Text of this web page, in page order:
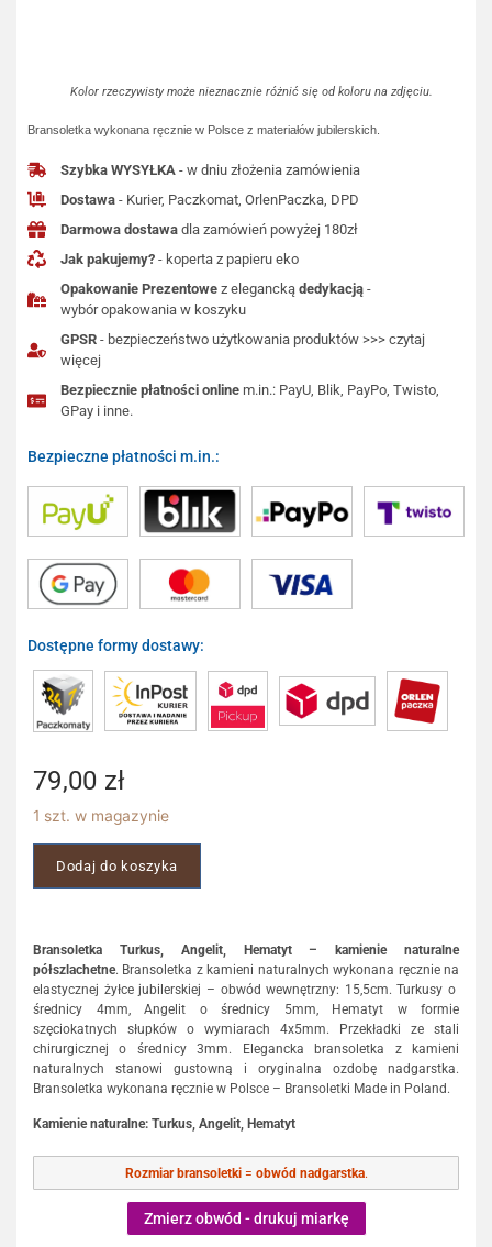
Kolor rzeczywisty może nieznacznie różnić się od koloru na zdjęciu.
Bransoletka wykonana ręcznie w Polsce z materiałów jubilerskich.
Szybka WYSYŁKA - w dniu złożenia zamówienia
Dostawa - Kurier, Paczkomat, OrlenPaczka, DPD
Darmowa dostawa dla zamówień powyżej 180zł
Jak pakujemy? - koperta z papieru eko
Opakowanie Prezentowe z eleganckądedykacją -
wybór opakowania w koszyku
GPSR - bezpieczeństwo użytkowania produktów >>> czytaj
więcej
Bezpiecznie płatności online m.in.: PayU, Blik, PayPo, Twisto,
GPay i inne.
Bezpieczne płatności m.in.:
Dostępne formy dostawy:
79,00 zł
1 szt. w magazynie
Dodaj do koszyka
Bransoletka Turkus, Angelit, Hematyt – kamienie naturalne
półszlachetne. Bransoletka z kamieni naturalnych wykonana ręcznie na
elastycznej żyłce jubilerskiej – obwód wewnętrzny: 15,5cm. Turkusy o
średnicy 4mm, Angelit o średnicy 5mm, Hematyt w formie
szęciokatnych słupków o wymiarach 4x5mm. Przekładki ze stali
chirurgicznej o średnicy 3mm. Elegancka bransoletka z kamieni
naturalnych stanowi gustowną i oryginalna ozdobę nadgarstka.
Bransoletka wykonana ręcznie w Polsce – Bransoletki Made in Poland.
Kamienie naturalne: Turkus, Angelit, Hematyt
Rozmiar bransoletki= obwód nadgarstka.
Zmierz obwód - drukuj miarkę